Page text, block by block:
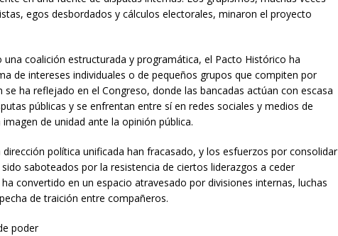
egos desbordados y cálculos electorales, minaron el proyecto
coalición estructurada y programática, el Pacto Histórico ha
de intereses individuales o de pequeños grupos que compiten por
ha reflejado en el Congreso, donde las bancadas actúan con escasa
públicas y se enfrentan entre sí en redes sociales y medios de
de unidad ante la opinión pública.
política unificada han fracasado, y los esfuerzos por consolidar
saboteados por la resistencia de ciertos liderazgos a ceder
convertido en un espacio atravesado por divisiones internas, luchas
de traición entre compañeros.
poder